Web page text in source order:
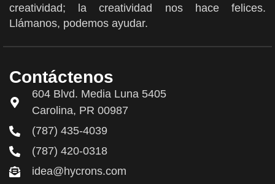
creatividad; la creatividad nos hace felices.
Llámanos, podemos ayudar.
Contáctenos
604 Blvd. Media Luna 5405
Carolina, PR 00987
(787) 435-4039
(787) 420-0318
idea@hycrons.com